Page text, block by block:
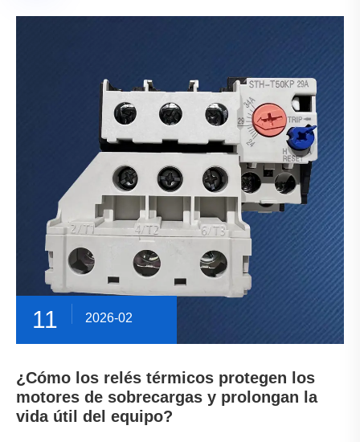
11 2026-02
¿Cómo los relés térmicos protegen los
motores de sobrecargas y prolongan la
vida útil del equipo?